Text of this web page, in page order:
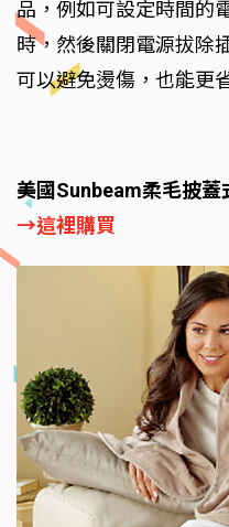
品，例如可設定時間的
時，然後關閉電源拔除
可以避免燙傷，也能更
美國Sunbeam柔毛披蓋
→這裡購買